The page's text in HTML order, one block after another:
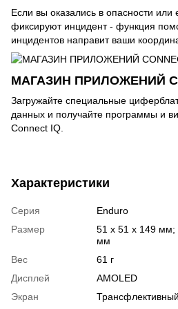
Если вы оказались в опасности
фиксируют инцидент - функция
инцидентов направит ваши
МАГАЗИН ПРИЛОЖЕНИЙ
Загружайте специальные
данных и получайте программы и
Connect IQ.
Характеристики
Серия
Enduro
Размер
51 x 51 x 149 мм;
мм
Вес
61 г
Дисплей
AMOLED
Экран